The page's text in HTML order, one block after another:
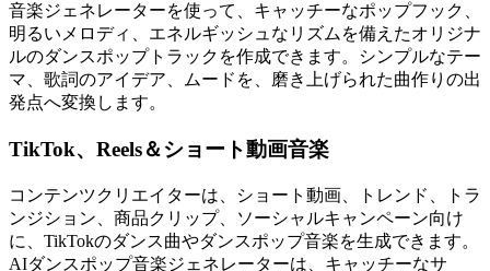
音楽ジェネレーターを使って、キャッチーなポップフック、
明るいメロディ、エネルギッシュなリズムを備えたオリジナ
ルのダンスポップトラックを作成できます。シンプルなテー
マ、歌詞のアイデア、ムードを、磨き上げられた曲作りの出
発点へ変換します。
TikTok、Reels＆ショート動画音楽
コンテンツクリエイターは、ショート動画、トレンド、トラ
ンジション、商品クリップ、ソーシャルキャンペーン向け
に、TikTokのダンス曲やダンスポップ音楽を生成できます。
AIダンスポップ音楽ジェネレーターは、キャッチーなサ